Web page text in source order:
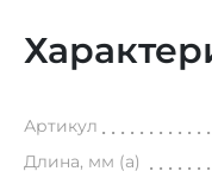
Артикул
Длина, мм (а)